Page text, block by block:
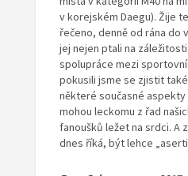
v korejském Daegu). Žije
řečeno, denně od rána do
jej nejen ptali na
spolupráce mezi
pokusili jsme se zjistit
některé současné
mohou leckomu z řad
fanoušků ležet na srdci. A
dnes říká, být lehce